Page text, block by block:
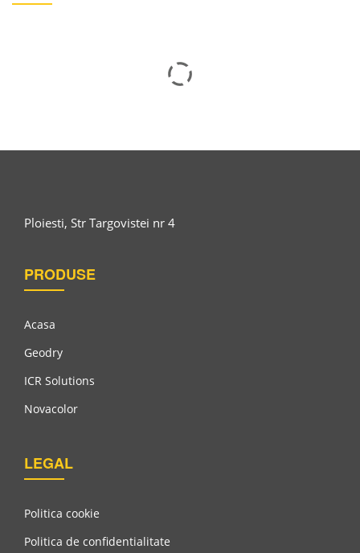
Top Coat Polyaspartic 80% Solids CS 100 – PA
Ploiesti, Str Targovistei nr 4
PRODUSE
Acasa
Geodry
ICR Solutions
Novacolor
LEGAL
Politica cookie
Politica de confidentialitate